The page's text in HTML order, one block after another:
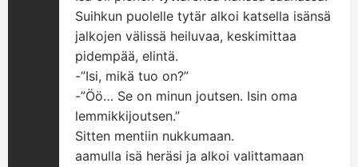
Suihkun puolelle tytär alkoi katsella isänsä
jalkojen välissä heiluvaa, keskimittaa
pidempää, elintä.
-”Isi, mikä tuo on?”
-”Öö… Se on minun joutsen. Isin oma
lemmikkijoutsen.”
Sitten mentiin nukkumaan.
aamulla isä heräsi ja alkoi valittamaan